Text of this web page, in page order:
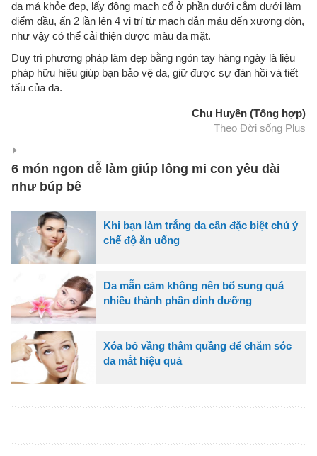
da má khỏe đẹp, lấy động mạch cổ ở phần dưới cằm dưới làm
điểm đầu, ấn 2 lần lên 4 vị trí từ mạch dẫn máu đến xương đòn,
như vậy có thể cải thiện được màu da mặt.
Duy trì phương pháp làm đẹp bằng ngón tay hàng ngày là liệu
pháp hữu hiệu giúp bạn bảo vệ da, giữ được sự đàn hồi và tiết
tấu của da.
Chu Huyền (Tổng hợp)
Theo Đời sống Plus
6 món ngon dễ làm giúp lông mi con yêu dài
như búp bê
Khi bạn làm trắng da cần đặc biệt chú ý
chế độ ăn uống
Da mẫn cảm không nên bổ sung quá
nhiều thành phần dinh dưỡng
Xóa bỏ vầng thâm quầng để chăm sóc
da mắt hiệu quả